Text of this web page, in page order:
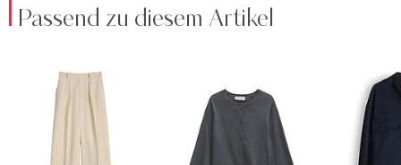
Passend zu diesem Artikel